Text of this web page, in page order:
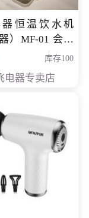
恒温饮水机
）MF-01 会员
元
库存100
电器专卖店